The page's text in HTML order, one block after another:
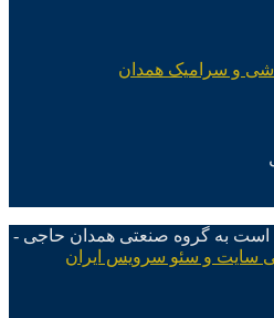
است به گروه صنعتی همدان حاجی -
و سئو سرویس ایران